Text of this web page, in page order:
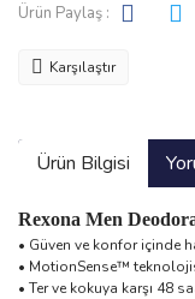
Ürün Paylaş :
Karşılaştır
Ürün Bilgisi
Rexona Men
• Güven ve konfor içinde
• MotionSense™
• Ter ve kokuya karşı 48